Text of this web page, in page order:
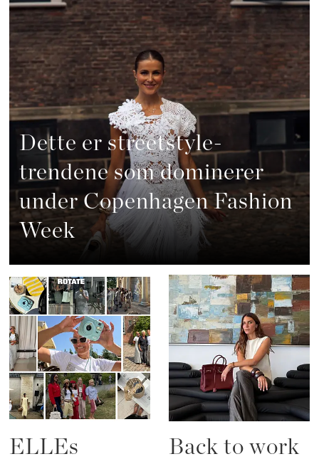
Dette er streetstyle-
trendene som dominerer
under Copenhagen Fashion
Week
ELLEs
Back to work